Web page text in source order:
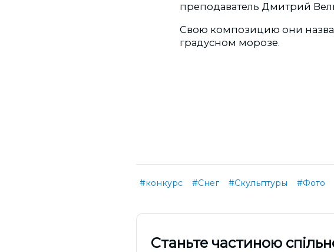
преподаватель Дмитрий
Свою композицию они
градусном морозе.
#конкурс #Снег #Скульптуры #Фото
Cтаньте частиною